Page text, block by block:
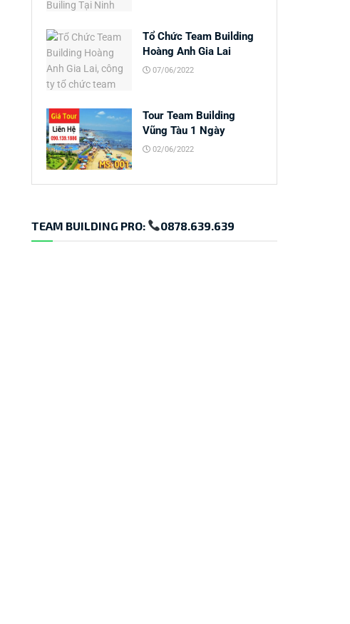
Tổ Chức Team Building
Hoàng Anh Gia Lai
07/06/2022
Tour Team Building
Vũng Tàu 1 Ngày
02/06/2022
TEAM BUILDING PRO: 0878.639.639